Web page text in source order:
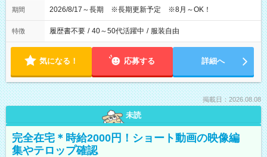
期間 2026/8/17～長期 ※長期更新予定 ※8月～OK！
特徴 履歴書不要 / 40～50代活躍中 / 服装自由
気になる！ 応募する 詳細へ
掲載日：2026.08.08
未読
完全在宅＊時給2000円！ショート動画の映像編
集やテロップ確認